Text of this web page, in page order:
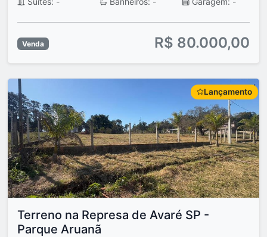
Venda R$ 80.000,00
Lançamento
Terreno na Represa de Avaré SP -
Parque Aruanã